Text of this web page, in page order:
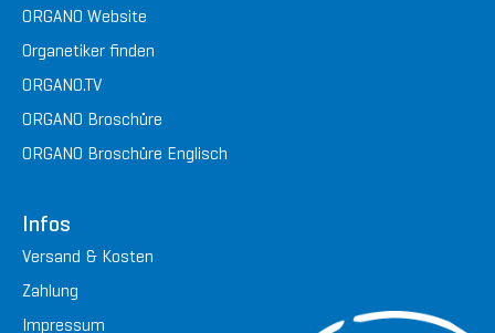
ORGANO Website
Organetiker finden
ORGANO.TV
ORGANO Broschüre
ORGANO Broschüre Englisch
Infos
Versand & Kosten
Zahlung
Impressum